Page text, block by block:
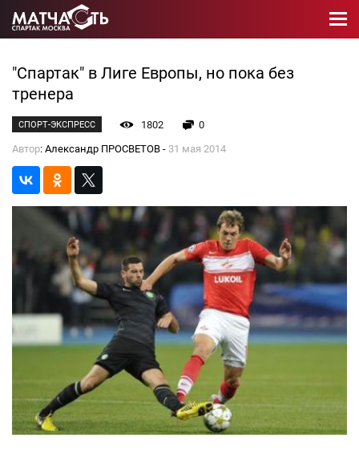
"Спартак" в Лиге Европы, но пока без
тренера
СПОРТ-ЭКСПРЕСС 1802
0
Автор: Александр ПРОСВЕТОВ - 31 мая 2014